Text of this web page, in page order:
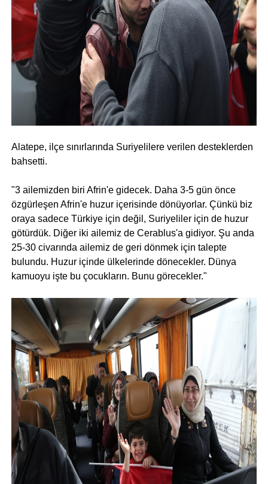
Alatepe, ilçe sınırlarında Suriyelilere verilen desteklerden
bahsetti.
"3 ailemizden biri Afrin'e gidecek. Daha 3-5 gün önce
özgürleşen Afrin'e huzur içerisinde dönüyorlar. Çünkü biz
oraya sadece Türkiye için değil, Suriyeliler için de huzur
götürdük. Diğer iki ailemiz de Cerablus'a gidiyor. Şu anda
25-30 civarında ailemiz de geri dönmek için talepte
bulundu. Huzur içinde ülkelerinde dönecekler. Dünya
kamuoyu işte bu çocukların. Bunu görecekler."